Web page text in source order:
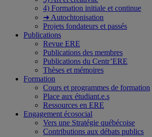
4) Formation initiale et continue
➜ Autochtonisation
Projets fondateurs et passés
Publications
Revue ERE
Publications des membres
Publications du Centr’ERE
Thèses et mémoires
Formation
Cours et programmes de formation
Place aux étudiant.e.s
Ressources en ERE
Engagement écosocial
Vers une Stratégie québécoise
Contributions aux débats publics